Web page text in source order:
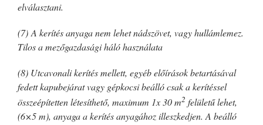
elválasztani.
(7) A kerítés anyaga nem lehet nádszövet, vagy hullámlemez.
Tilos a mezőgazdasági háló használata
(8) Utcavonali kerítés mellett, egyéb előírások betartásával
fedett kapubejárat vagy gépkocsi beálló csak a kerítéssel
összeépítetten létesíthető, maximum 1x 30 m2 felületű lehet,
(6×5 m), anyaga a kerítés anyagához illeszkedjen. A beálló